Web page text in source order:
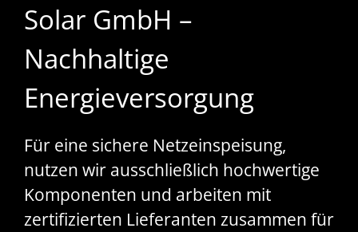
Solar GmbH –
Nachhaltige
Energieversorgung
Für eine sichere Netzeinspeisung,
nutzen wir ausschließlich hochwertige
Komponenten und arbeiten mit
zertifizierten Lieferanten zusammen für